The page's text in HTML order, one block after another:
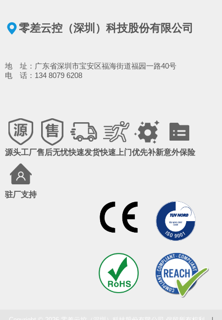
零差云控（深圳）科技股份有限公司
地 址：广东省深圳市宝安区福海街道福园一路40号
电 话：134 8079 6208
源头工厂售后无忧快速发货快速上门优先补新意外保险
驻厂支持